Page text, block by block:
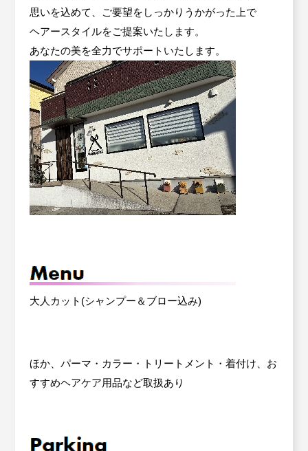
思いを込めて、ご要望をしっかりうかがった上で
ヘアースタイルをご提案いたします。
あなたの美を全力でサポートいたします。
大人カット(シャンプー＆ブロー込み)
ほか、パーマ・カラー・トリートメント・着付け、お
すすめヘアケア用品など取扱あり